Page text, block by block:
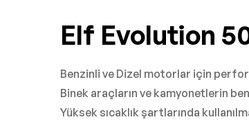
Elf Evolution
Benzinli ve Dizel motorlar için
Binek araçların ve kamyonetlerin
Yüksek sıcaklık şartlarında